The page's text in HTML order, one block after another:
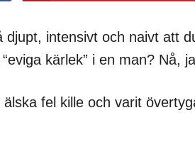
djupt, intensivt och naivt att
kärlek” i en man? Nå,
fel kille och varit